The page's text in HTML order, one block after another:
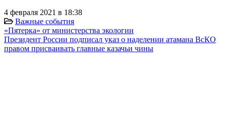
4 февраля 2021 в 18:38
Важные события
«Пятерка» от министерства экологии
Президент России подписал указ о наделении атамана ВсКО
правом присваивать главные казачьи чины